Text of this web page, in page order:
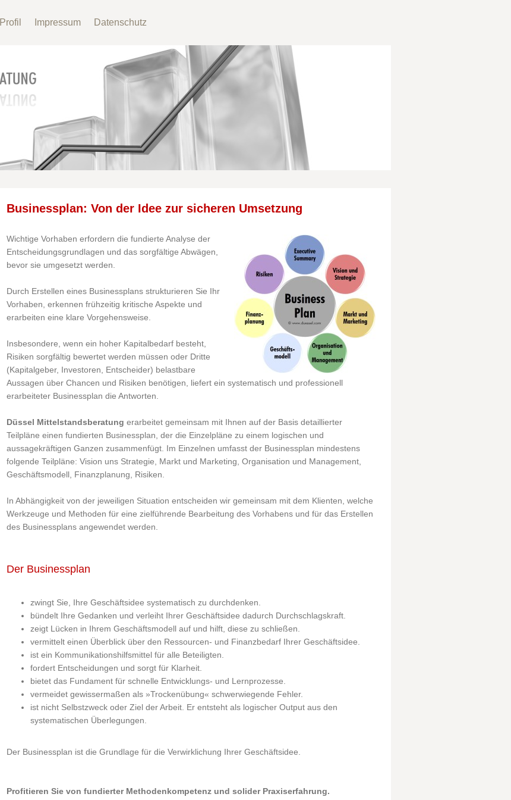
Profil Impressum Datenschutz
Businessplan: Von der Idee zur sicheren Umsetzung
Wichtige Vorhaben erfordern die fundierte Analyse der
Entscheidungsgrundlagen und das sorgfältige Abwägen,
bevor sie umgesetzt werden.
Durch Erstellen eines Businessplans strukturieren Sie Ihr
Vorhaben, erkennen frühzeitig kritische Aspekte und
erarbeiten eine klare Vorgehensweise.
Insbesondere, wenn ein hoher Kapitalbedarf besteht,
Risiken sorgfältig bewertet werden müssen oder Dritte
(Kapitalgeber, Investoren, Entscheider) belastbare
Aussagen über Chancen und Risiken benötigen, liefert ein systematisch und professionell
erarbeiteter Businessplan die Antworten.
Düssel Mittelstandsberatung erarbeitet gemeinsam mit Ihnen auf der Basis detaillierter
Teilpläne einen fundierten Businessplan, der die Einzelpläne zu einem logischen und
aussagekräftigen Ganzen zusammenfügt. Im Einzelnen umfasst der Businessplan mindestens
folgende Teilpläne: Vision uns Strategie, Markt und Marketing, Organisation und Management,
Geschäftsmodell, Finanzplanung, Risiken.
In Abhängigkeit von der jeweiligen Situation entscheiden wir gemeinsam mit dem Klienten, welche
Werkzeuge und Methoden für eine zielführende Bearbeitung des Vorhabens und für das Erstellen
des Businessplans angewendet werden.
Der Businessplan
zwingt Sie, Ihre Geschäftsidee systematisch zu durchdenken.
bündelt Ihre Gedanken und verleiht Ihrer Geschäftsidee dadurch Durchschlagskraft.
zeigt Lücken in Ihrem Geschäftsmodell auf und hilft, diese zu schließen.
vermittelt einen Überblick über den Ressourcen- und Finanzbedarf Ihrer Geschäftsidee.
ist ein Kommunikationshilfsmittel für alle Beteiligten.
fordert Entscheidungen und sorgt für Klarheit.
bietet das Fundament für schnelle Entwicklungs- und Lernprozesse.
vermeidet gewissermaßen als »Trockenübung« schwerwiegende Fehler.
ist nicht Selbstzweck oder Ziel der Arbeit. Er entsteht als logischer Output aus den
systematischen Überlegungen.
Der Businessplan ist die Grundlage für die Verwirklichung Ihrer Geschäftsidee.
Profitieren Sie von fundierter Methodenkompetenz und solider Praxiserfahrung.